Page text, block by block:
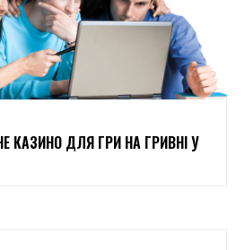
КАЗИНО ДЛЯ ГРИ НА ГРИВНІ У